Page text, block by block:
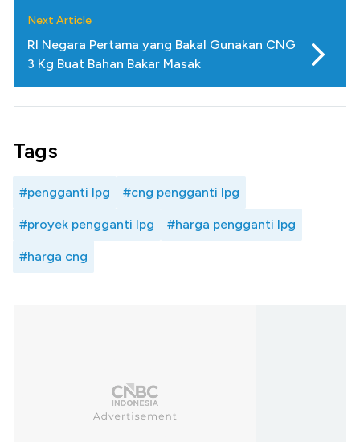
Next Article
RI Negara Pertama yang Bakal Gunakan CNG
3 Kg Buat Bahan Bakar Masak
Tags
#pengganti lpg #cng pengganti lpg
#proyek pengganti lpg #harga pengganti lpg
#harga cng